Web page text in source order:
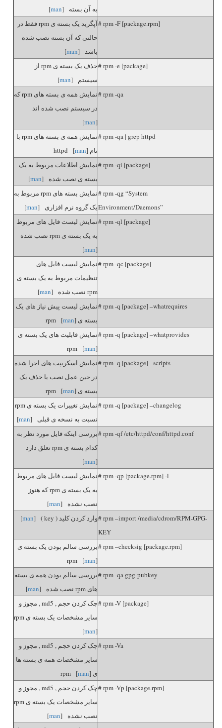
به آن بسته [man
]
# rpm -F [package.rpm]
آپگرید یک بسته ی rpm فقط در
حالتی که آن بسته نصب شده
باشد [man
]
# rpm -e [package]
حذف یک بسته ی rpm از
سیستم [man
]
# rpm -qa
نمایش همه ی بسته های rpm که
در سیستم نصب شده اند
[
man
]
# rpm -qa | grep httpd
نمایش همه ی بسته های rpm با
نام httpd [ man]
# rpm -qi [package]نمایش اطلاعات مربوط به یک
بسته ی نصب شده [man
]
# rpm -qg “System
Environment/Daemons”
نمایش بسته های rpm مربوط به
یک گروه نرم افزاری [man
]
# rpm -ql [package]نمایش لیست فایل های مربوط
به یک بسته ی rpm نصب شده
[
man
]
# rpm -qc [package]نمایش لیست فایل های
تنظیمات مربوط به یک بسته ی
rpm نصب شده [
man
]
# rpm -q [package] –whatrequiresنمایش لیست پیش نیاز های یک
بسته ی rpm [ man]
# rpm -q [package] –whatprovidesنمایش قابلیت های یک بسته ی
rpm [man]
# rpm -q [package] –scriptsنمایش اسکریپت های اجرا شده
در حین عمل نصب یا حذف یک
بسته ی rpm [ man]
# rpm -q [package] –changelog
نمایش تغییرات یک بسته ی rpm
نسبت به نسخه ی قبلی [man
]
# rpm -qf /etc/httpd/conf/httpd.confبررسی اینکه فایل مورد نظر به
کدام بسته ی rpm تعلق دارد
[
man
]
# rpm -qp [package.rpm] -lنمایش لیست فایل های مربوط
به یک بسته ی rpm که هنوز
نصب نشده [man
]
# rpm –import /media/cdrom/RPM-GPG-
KEY
وارد کردن کلید ( key ) [ man
]
# rpm –checksig [package.rpm]بررسی سالم بودن یک بسته ی
rpm [man]
# rpm -qa gpg-pubkeyبررسی سالم بودن همه ی بسته
های rpm نصب شده [
man
]
# rpm -V [package]
چک کردن حجم , md5 , مجوز و
سایر مشخصات یک بسته ی rpm
[man]
# rpm -Va
چک کردن حجم , md5 , مجوز و
سایر مشخصات همه ی بسته ها
ی rpm [ man]
# rpm -Vp [package.rpm]
چک کردن حجم , md5 , مجوز و
سایر مشخصات یک بسته ی rpm
نصب نشده [man
]